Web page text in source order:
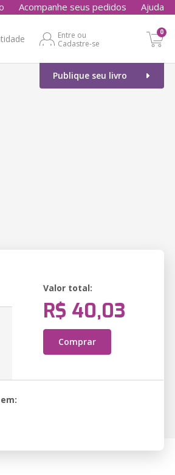
Acompanhe seus pedidos Ajuda
Entre ou
Cadastre-se
0
Publique seu livro
Valor total:
R$ 40,03
Comprar